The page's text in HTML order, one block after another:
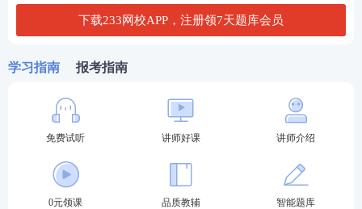
D.审查各方的工程质量保证体系
3、建设单位在领取施工许可证前，需要办理的T作是
A.组织施丁图纸会审
下载233网校APP，注册领7天题库会员
学习指南 报考指南
免费试听 讲师好课 讲师介绍
0元领课 品质教辅 智能题库